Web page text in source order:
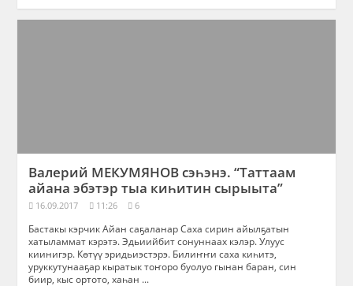
Валерий МЕКУМЯНОВ сэһэнэ. “Таттаам
айана эбэтэр тыа киһитин сырыыта”
16.09.2017 11:26 6
Бастакы кэрчик Айан саҕаланар Саха сирин айылҕатын
хатыламмат кэрэтэ. Эдьиийбит сонуннаах кэлэр. Улуус
киинигэр. Көтүү эридьиэстэрэ. Билиҥҥи саха киһитэ,
уруккутунааҕар кыратык тоҥоро буолуо гынан баран, син
биир, кыс ортото, хаһан ...